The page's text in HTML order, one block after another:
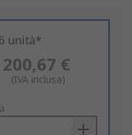
unità*
200,67 €
(IVA inclusa)